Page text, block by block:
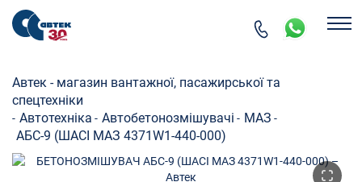
Автек - магазин вантажної, пасажирської та
спецтехніки
- Автотехніка - Автобетонозмішувачі - МАЗ -
АБС-9 (ШАСІ МАЗ 4371W1-440-000)